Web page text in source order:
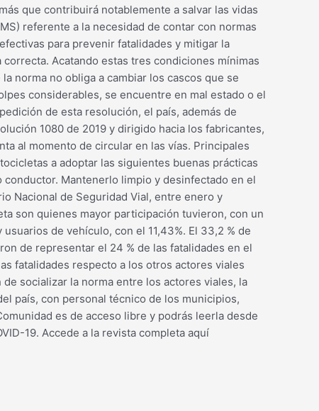
que contribuirá notablemente a salvar las vidas
referente a la necesidad de contar con normas
para prevenir fatalidades y mitigar la
Acatando estas tres condiciones mínimas
norma no obliga a cambiar los cascos que se
considerables, se encuentre en mal estado o el
de esta resolución, el país, además de
1080 de 2019 y dirigido hacia los fabricantes,
al momento de circular en las vías. Principales
a adoptar las siguientes buenas prácticas
Mantenerlo limpio y desinfectado en el
Nacional de Seguridad Vial, entre enero y
son quienes mayor participación tuvieron, con un
de vehículo, con el 11,43%. El 33,2 % de
de representar el 24 % de las fatalidades en el
fatalidades respecto a los otros actores viales
socializar la norma entre los actores viales, la
país, con personal técnico de los municipios,
es de acceso libre y podrás leerla desde
19. Accede a la revista completa aquí